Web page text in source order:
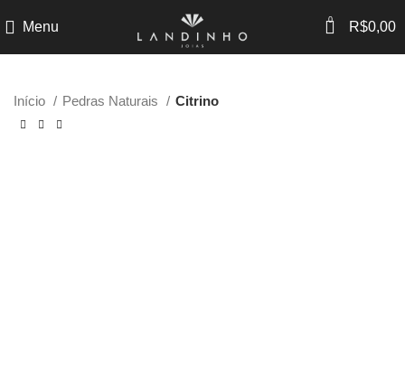
Menu 0 R$0,00
Início Pedras Naturais Citrino